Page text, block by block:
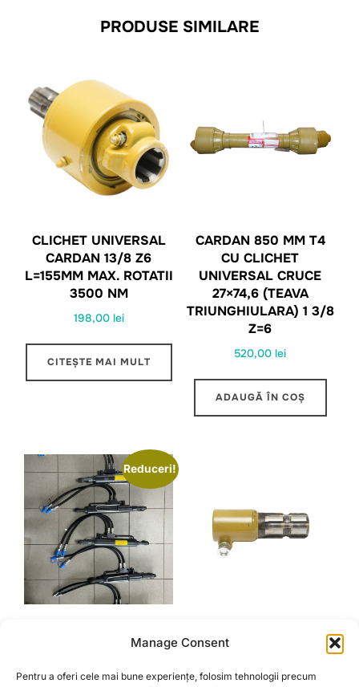
Manage Consent
Pentru a oferi cele mai bune experiențe, folosim tehnologii precum
PRODUSE SIMILARE
CLICHET UNIVERSAL
CARDAN 13/8 Z6
L=155MM MAX. ROTATII
3500 NM
198,00 lei
CITEȘTE MAI MULT
CARDAN 850 MM T4
CU CLICHET
UNIVERSAL CRUCE
27×74,6 (TEAVA
TRIUNGHIULARA) 1 3/8
Z=6
520,00lei
ADAUGĂ ÎN COȘ
Reduceri!
HIDRAULICI
450,00lei – 570,00leiInterval
CARDAN DE LA Z6 3/8